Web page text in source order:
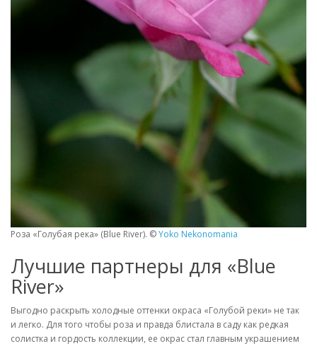
Роза «Голубая река» (Blue River). ©Yoko Nekonomania
Лучшие партнеры для «Blue
River»
Выгодно раскрыть холодные оттенки окраса «Голубой реки» не так
и легко. Для того чтобы роза и правда блистала в саду как редкая
солистка и гордость коллекции, ее окрас стал главным украшением